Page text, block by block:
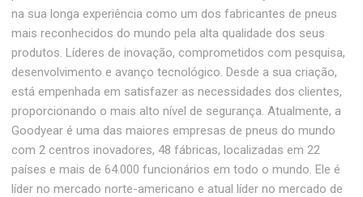
na sua longa experiência como um dos fabricantes de pneus
mais reconhecidos do mundo pela alta qualidade dos seus
produtos. Líderes de inovação, comprometidos com pesquisa,
desenvolvimento e avanço tecnológico. Desde a sua criação,
está empenhada em satisfazer as necessidades dos clientes,
proporcionando o mais alto nível de segurança. Atualmente, a
Goodyear é uma das maiores empresas de pneus do mundo
com 2 centros inovadores, 48 ​​fábricas, localizadas em 22
países e mais de 64.000 funcionários em todo o mundo. Ele é
líder no mercado norte-americano e atual líder no mercado de